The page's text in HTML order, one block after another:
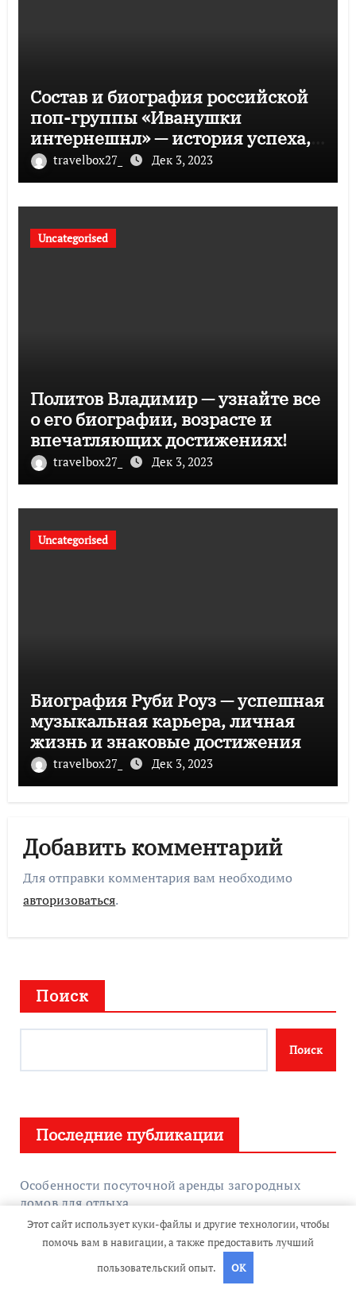
Состав и биография российской
поп-группы «Иванушки
интернешнл» — история успеха,
музыка и судьбы участников
travelbox27_ Дек 3, 2023
Uncategorised
Политов Владимир — узнайте все
о его биографии, возрасте и
впечатляющих достижениях!
travelbox27_ Дек 3, 2023
Uncategorised
Биография Руби Роуз — успешная
музыкальная карьера, личная
жизнь и знаковые достижения
travelbox27_ Дек 3, 2023
Добавить комментарий
Для отправки комментария вам необходимо
авторизоваться.
Поиск
Поиск
Последние публикации
Особенности посуточной аренды загородных
домов для отдыха
Особенности и типы сменных жал T10 для
паяльников и паяльных станций
Этот сайт использует куки-файлы и другие технологии, чтобы
помочь вам в навигации, а также предоставить лучший
пользовательский опыт.
OK